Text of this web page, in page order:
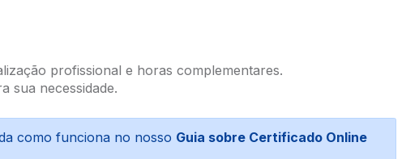
profissional e horas complementares.
sua necessidade.
como funciona no nosso Guia sobre Certificado Online